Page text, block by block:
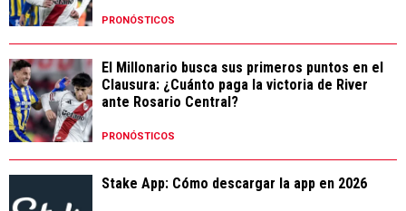
PRONÓSTICOS
El Millonario busca sus primeros puntos en el
Clausura: ¿Cuánto paga la victoria de River
ante Rosario Central?
PRONÓSTICOS
Stake App: Cómo descargar la app en 2026